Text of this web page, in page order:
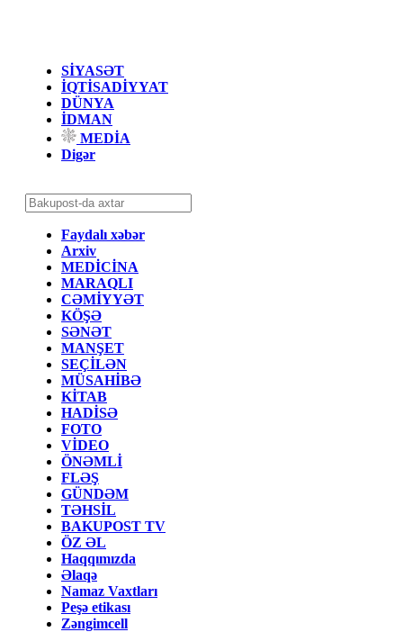
SİYASƏT
İQTİSADİYYAT
DÜNYA
İDMAN
MEDİA
Digər
Faydalı xəbər
Arxiv
MEDİCİNA
MARAQLI
CƏMİYYƏT
KÖŞƏ
SƏNƏT
MANŞET
SEÇİLƏN
MÜSAHİBƏ
KİTAB
HADİSƏ
FOTO
VİDEO
ÖNƏMLİ
FLƏŞ
GÜNDƏM
TƏHSİL
BAKUPOST TV
ÖZ ƏL
Haqqımızda
Əlaqə
Namaz Vaxtları
Peşə etikası
Zəngimcell